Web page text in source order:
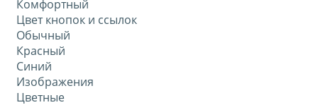
Комфортный
Цвет кнопок и ссылок
Обычный
Красный
Синий
Изображения
Цветные